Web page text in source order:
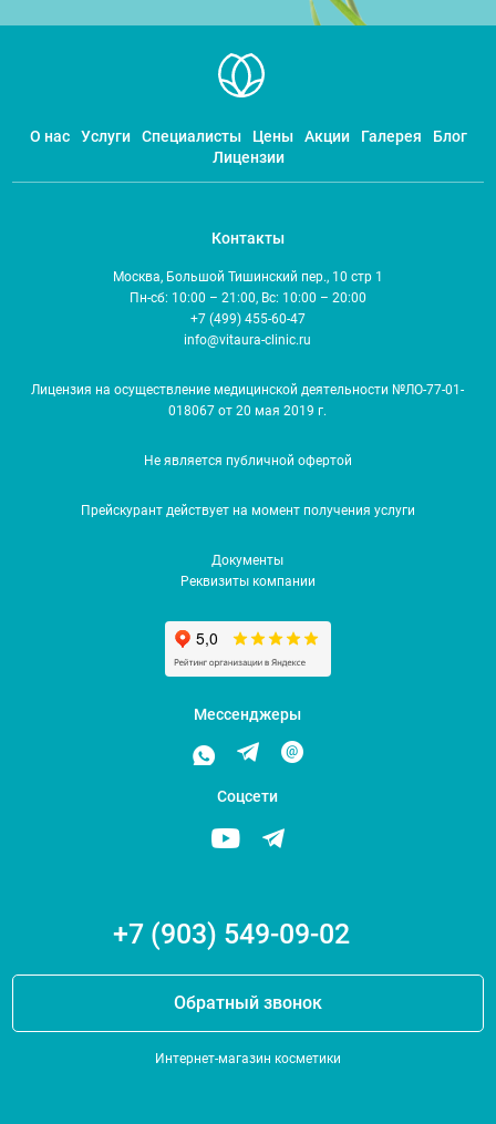
О нас Услуги Специалисты Цены Акции Галерея
Блог
Лицензии
Контакты
Москва, Большой Тишинский пер., 10 стр 1
Пн-сб: 10:00 – 21:00, Вс: 10:00 – 20:00
+7 (499) 455-60-47
info@vitaura-clinic.ru
Лицензия на осуществление медицинской деятельности №ЛО-77-01-
018067 от 20 мая 2019 г.
Не является публичной офертой
Прейскурант действует на момент получения услуги
Документы
Реквизиты компании
Мессенджеры
Соцсети
+7 (903) 549-09-02
Обратный звонок
Интернет-магазин косметики